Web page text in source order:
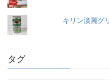
キリン淡麗グ
タグ